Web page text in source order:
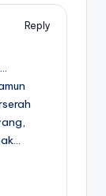
Reply